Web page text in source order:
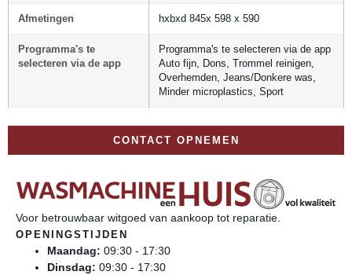
Afmetingen hxbxd 845x 598 x 590
Programma's te
selecteren via de app
Programma's te selecteren via de app
Auto fijn, Dons, Trommel reinigen,
Overhemden, Jeans/Donkere was,
Minder microplastics, Sport
CONTACT OPNEMEN
Voor betrouwbaar witgoed van aankoop tot reparatie.
OPENINGSTIJDEN
Maandag: 09:30 - 17:30
Dinsdag: 09:30 - 17:30